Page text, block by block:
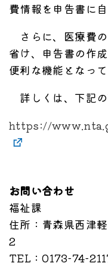
費情報を申告書に
さらに、医療費
省け、申告書の作
便利な機能となって
詳しくは、下記
https://
お問い合わせ
福祉課
住所 ：青森県西津
2
TEL ：0173-74-